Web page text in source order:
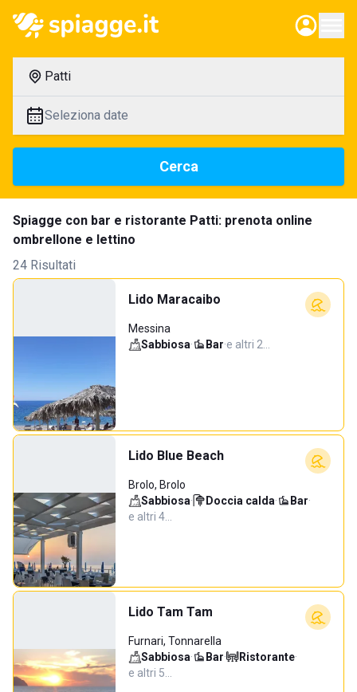
Patti
Seleziona date
Cerca
Spiagge con bar e ristorante Patti: prenota online
ombrellone e lettino
24 Risultati
Lido Maracaibo
Messina
Sabbiosa· Bar·e altri 2…
Lido Blue Beach
Brolo, Brolo
Sabbiosa· Doccia calda· Bar·
e altri 4…
Lido Tam Tam
Furnari, Tonnarella
Sabbiosa· Bar· Ristorante·
e altri 5…